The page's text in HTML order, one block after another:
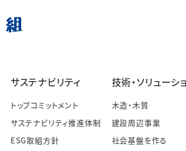
サステナビリティ
トップコミットメント
サステナビリティ推進体制
ESG取組方針
技術・ソリューシ
木造・木質
建設周辺事業
社会基盤を作る